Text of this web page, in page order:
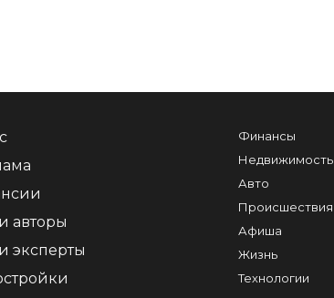
авторы
эксперты
Финансы
Недвижимость
Авто
Происшествия
Афиша
Жизнь
Технологии